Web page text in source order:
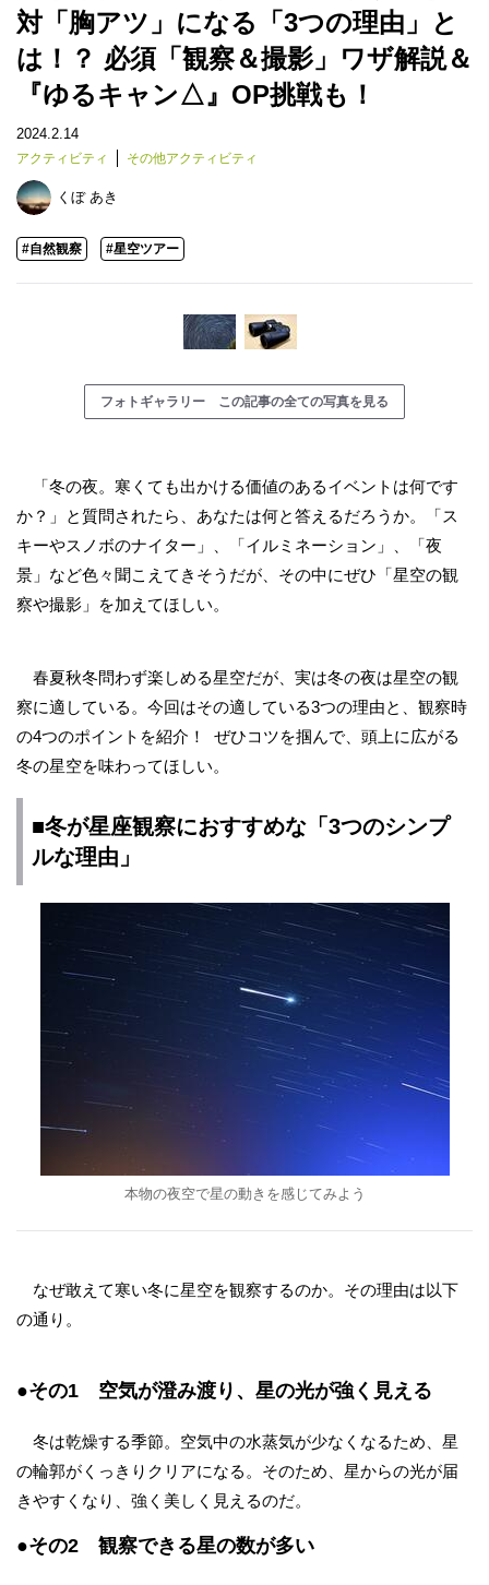
対「胸アツ」になる「3つの理由」と
は！？ 必須「観察＆撮影」ワザ解説＆
『ゆるキャン△』OP挑戦も！
2024.2.14
アクティビティ その他アクティビティ
くぼ あき
#自然観察 #星空ツアー
フォトギャラリー この記事の全ての写真を見る
「冬の夜。寒くても出かける価値のあるイベントは何です
か？」と質問されたら、あなたは何と答えるだろうか。「ス
キーやスノボのナイター」、「イルミネーション」、「夜
景」など色々聞こえてきそうだが、その中にぜひ「星空の観
察や撮影」を加えてほしい。
春夏秋冬問わず楽しめる星空だが、実は冬の夜は星空の観
察に適している。今回はその適している3つの理由と、観察時
の4つのポイントを紹介！ ぜひコツを掴んで、頭上に広がる
冬の星空を味わってほしい。
■冬が星座観察におすすめな「3つのシンプ
ルな理由」
本物の夜空で星の動きを感じてみよう
なぜ敢えて寒い冬に星空を観察するのか。その理由は以下
の通り。
●その1 空気が澄み渡り、星の光が強く見える
冬は乾燥する季節。空気中の水蒸気が少なくなるため、星
の輪郭がくっきりクリアになる。そのため、星からの光が届
きやすくなり、強く美しく見えるのだ。
●その2 観察できる星の数が多い